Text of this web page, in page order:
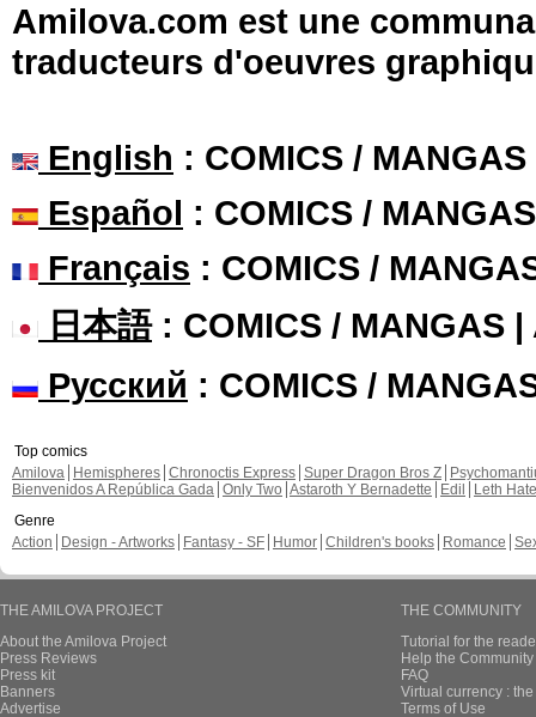
Amilova.com est une
traducteurs d'oeuvres
English : COMICS /
Español : COMICS /
Français : COMICS /
日本語: COMICS / MANGAS |
Русский : COMICS /
Top comics
Amilova
Hemispheres Chronoctis Express Super Dragon Bros Z
Bienvenidos A República Gada Only Two Astaroth Y Bernadette Edil
Leth Hate
Genre
Action
Design - Artworks Fantasy - SF Humor Children's books Romance
THE AMILOVA PROJECT
About the Amilova Project
Press Reviews
Press kit
Banners
Advertise
THE COMMUNITY
Tutorial for the
Help the
FAQ
Virtual currency :
Terms of Use